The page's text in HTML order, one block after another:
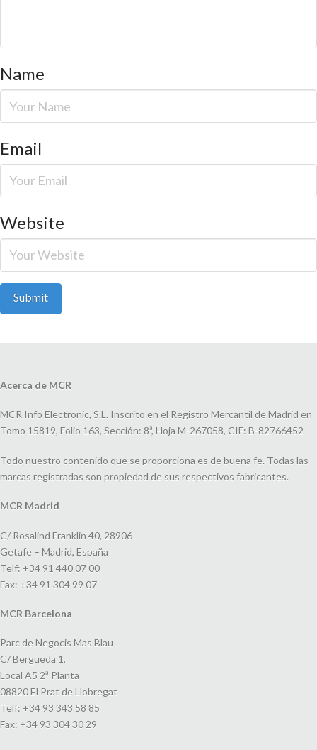
Name
Email
Website
Acerca de MCR
MCR Info Electronic, S.L. Inscrito en el Registro Mercantil de Madrid en
Tomo 15819, Folio 163, Sección: 8ª, Hoja M-267058, CIF: B-82766452
Todo nuestro contenido que se proporciona es de buena fe. Todas las
marcas registradas son propiedad de sus respectivos fabricantes.
MCR Madrid
C/ Rosalind Franklin 40, 28906
Getafe – Madrid, España
Telf: +34 91 440 07 00
Fax: +34 91 304 99 07
MCR Barcelona
Parc de Negocis Mas Blau
C/ Bergueda 1,
Local A5 2ª Planta
08820 El Prat de Llobregat
Telf: +34 93 343 58 85
Fax: +34 93 304 30 29